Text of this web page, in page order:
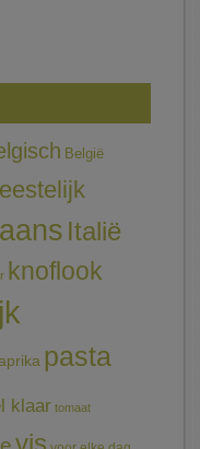
België
Italië
knoflook
pasta
klaar tomaat